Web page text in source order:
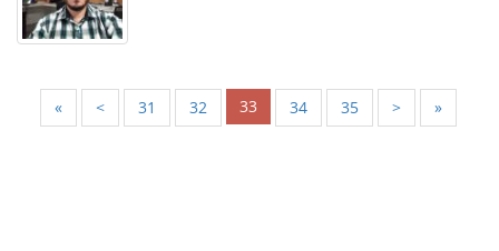
« < 31 32 33 34 35 > »